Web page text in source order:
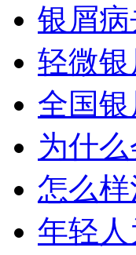
银屑
轻微
全国
为什
怎么
年轻